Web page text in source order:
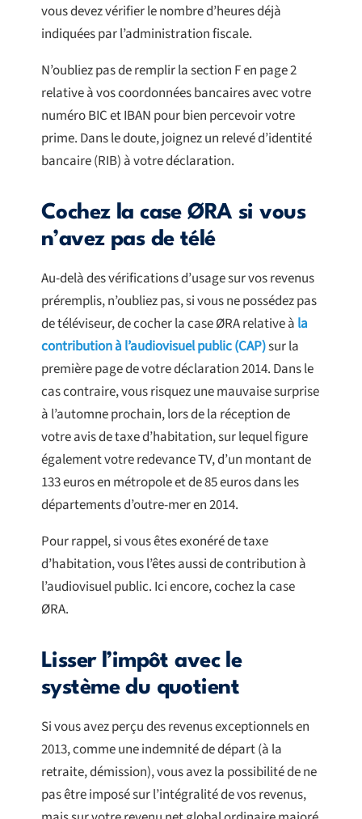
vous devez vérifier le nombre d’heures déjà
indiquées par l’administration fiscale.
N’oubliez pas de remplir la section F en page 2
relative à vos coordonnées bancaires avec votre
numéro BIC et IBAN pour bien percevoir votre
prime. Dans le doute, joignez un relevé d’identité
bancaire (RIB) à votre déclaration.
Cochez la case ØRA si vous
n’avez pas de télé
Au-delà des vérifications d’usage sur vos revenus
préremplis, n’oubliez pas, si vous ne possédez pas
de téléviseur, de cocher la case ØRA relative à la
contribution à l’audiovisuel public (CAP)sur la
première page de votre déclaration 2014. Dans le
cas contraire, vous risquez une mauvaise surprise
à l’automne prochain, lors de la réception de
votre avis de taxe d’habitation, sur lequel figure
également votre redevance TV, d’un montant de
133 euros en métropole et de 85 euros dans les
départements d’outre-mer en 2014.
Pour rappel, si vous êtes exonéré de taxe
d’habitation, vous l’êtes aussi de contribution à
l’audiovisuel public. Ici encore, cochez la case
ØRA.
Lisser l’impôt avec le
système du quotient
Si vous avez perçu des revenus exceptionnels en
2013, comme une indemnité de départ (à la
retraite, démission), vous avez la possibilité de ne
pas être imposé sur l’intégralité de vos revenus,